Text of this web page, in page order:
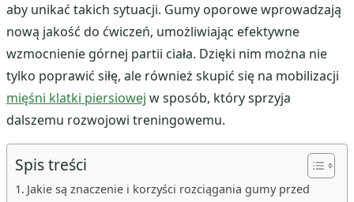
aby unikać takich sytuacji. Gumy oporowe wprowadzają
nową jakość do ćwiczeń, umożliwiając efektywne
wzmocnienie górnej partii ciała. Dzięki nim można nie
tylko poprawić siłę, ale również skupić się na mobilizacji
mięśni klatki piersiowej w sposób, który sprzyja
dalszemu rozwojowi treningowemu.
Spis treści
Jakie są znaczenie i korzyści rozciągania gumy przed